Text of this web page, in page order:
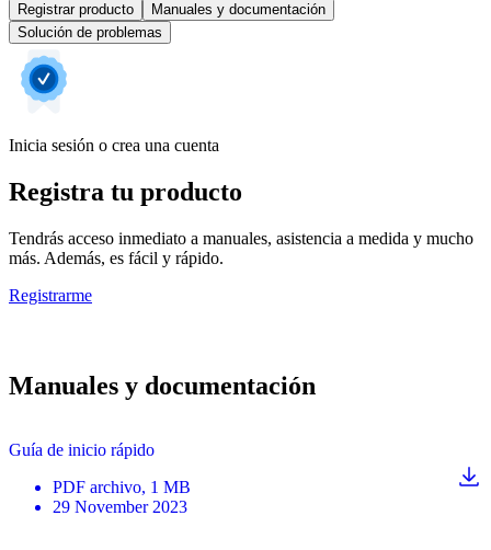
Registrar producto
Manuales y documentación
Solución de problemas
Inicia sesión o crea una cuenta
Registra tu producto
Tendrás acceso inmediato a manuales, asistencia a medida y mucho
más. Además, es fácil y rápido.
Registrarme
Manuales y documentación
Guía de inicio rápido
PDF archivo, 1 MB
29 November 2023